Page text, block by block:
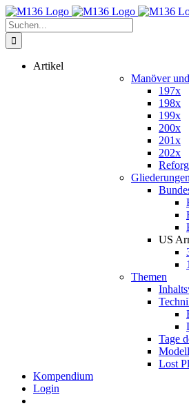
Zum
Inhalt
springen
Suche
nach:
Artikel
Manöver
197x
198x
199x
200x
201x
202x
Gliederungen
US
Themen
Tage
Lost
Kompendium
Login